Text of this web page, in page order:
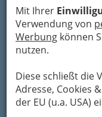
Mit Ihrer
Verwendung von
Werbung können
nutzen.
Diese schließt die
Adresse, Cookies
der EU (u.a. USA)
Es ist ein wichtiges
Hörgeschädigter.
bezuschusst, werden
den HNO-Arzt vom